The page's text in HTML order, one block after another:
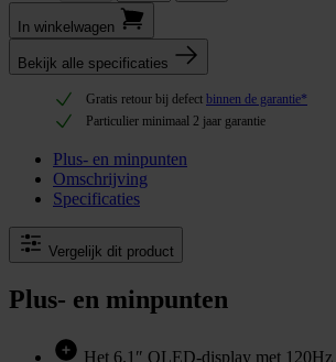
In winkel­wagen
Bekijk alle specificaties
Gratis retour bij defect binnen de garantie*
Particulier minimaal 2 jaar garantie
Plus- en minpunten
Omschrijving
Specificaties
Vergelijk dit product
Plus- en minpunten
Het 6.1″ OLED‑display met